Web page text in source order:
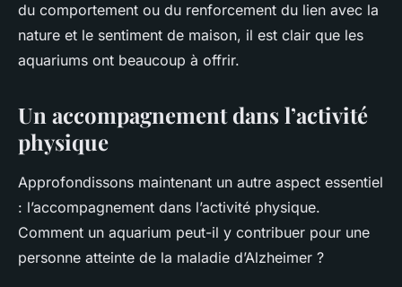
du comportement ou du renforcement du lien avec la
nature et le sentiment de maison, il est clair que les
aquariums ont beaucoup à offrir.
Un accompagnement dans l’activité
physique
Approfondissons maintenant un autre aspect essentiel
: l’accompagnement dans l’activité physique.
Comment un aquarium peut-il y contribuer pour une
personne atteinte de la maladie d’Alzheimer ?